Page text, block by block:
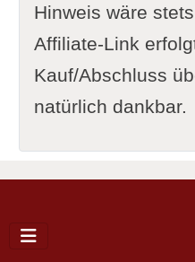
Hinweis wäre
Affiliate-Link
Kauf/Abschluss
natürlich dankbar.